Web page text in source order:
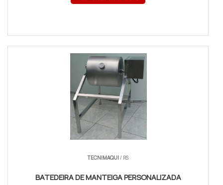
TECNIMAQUI/ RS
BATEDEIRA DE MANTEIGA PERSONALIZADA